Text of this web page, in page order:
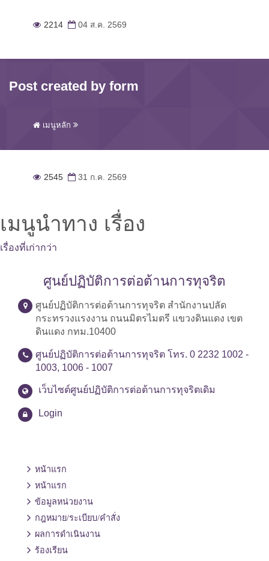
2214 04 ส.ค. 2569
Post created by form
เมนูหลัก
2545 31 ก.ค. 2569
เมนูนำทาง เรื่อง
เรื่องที่เก่ากว่า
ศูนย์ปฏิบัติการต่อต้านการทุจริต
ศูนย์ปฏิบัติการต่อต้านการทุจริต สำนักงานปลัด
กระทรวงแรงงาน ถนนมิตรไมตรี แขวงดินแดง เขต
ดินแดง กทม.10400
ศูนย์ปฏิบัติการต่อต้านการทุจริต โทร. 0 2232 1002 -
1003, 1006 - 1007
เว็บไซต์ศูนย์ปฏิบัติการต่อต้านการทุจริตเดิม
Login
หน้าแรก
หน้าแรก
ข้อมูลหน่วยงาน
กฎหมาย/ระเบียบ/คำสั่ง
ผลการดำเนินงาน
ร้องเรียน